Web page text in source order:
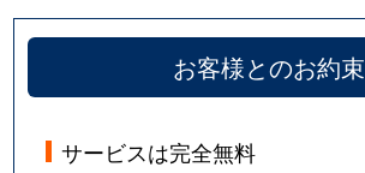
お客様とのお約束
サービスは完全無料